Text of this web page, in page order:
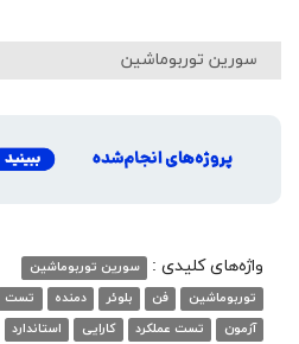
سورین توربوماشین
واژه‌های کلیدی :
سورین توربوماشین
توربوماشین
فن بلوئر دمنده
تست
آزمون
تست عملکرد کارایی
استاندارد